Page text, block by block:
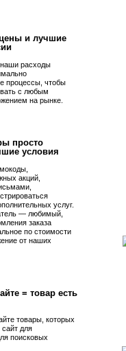
и лучшие
расходы
процессы, чтобы
с любым
на рынке.
просто
условия
акций,
услуг.
— любимый,
заказа
по стоимости
от наших
= товар есть
товары, которых
для
поисковых